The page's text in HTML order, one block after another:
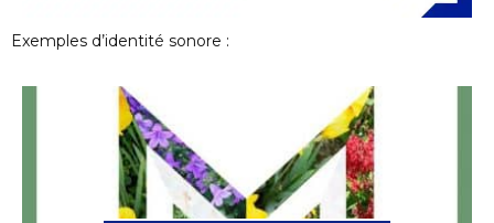
Exemples d’identité sonore :